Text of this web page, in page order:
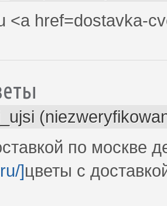
<a href=dostavka-
по москве
]цветы с